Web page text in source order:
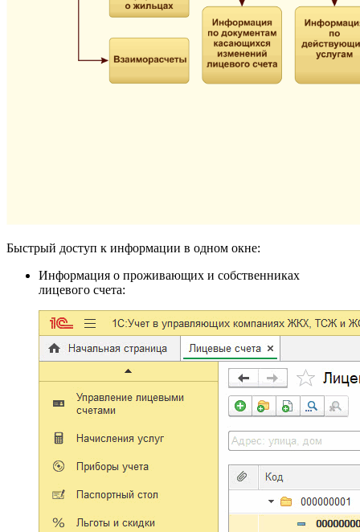
Быстрый доступ к информации в одном окне:
Информация о проживающих и собственниках
лицевого счета: